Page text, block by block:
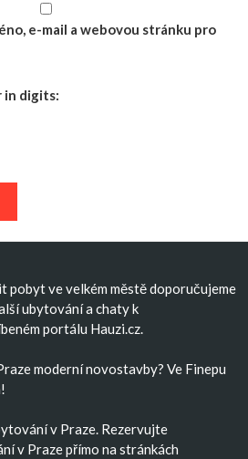
e-mail a webovou stránku pro
in digits:
pobyt ve velkém městě doporučujeme
ubytovánía chaty k
portálu Hauzi.cz.
modernínovostavby? Ve Finepu
v Praze. Rezervujte
v Prazepřímo na stránkách